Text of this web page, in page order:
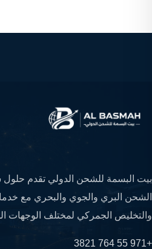
بيت البسمة للشحن الدولي تقدم
الشحن البري والجوي والبحري مع
والتخليص الجمركي لمختلف الوجهات
+971 55 764 3821